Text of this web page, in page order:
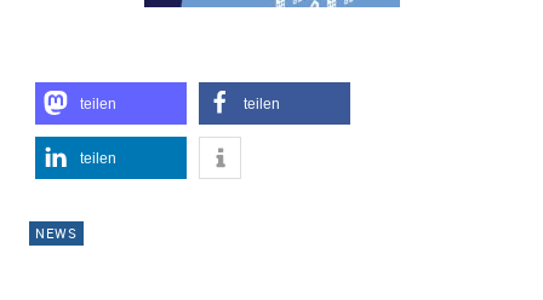
teilen teilen
teilen
NEWS